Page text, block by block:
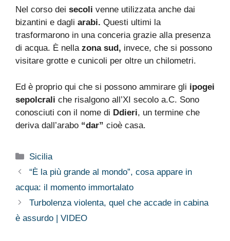
Nel corso dei secoli venne utilizzata anche dai
bizantini e dagli arabi. Questi ultimi la
trasformarono in una conceria grazie alla presenza
di acqua. È nella zona sud, invece, che si possono
visitare grotte e cunicoli per oltre un chilometri.
Ed è proprio qui che si possono ammirare gli ipogei
sepolcrali che risalgono all’XI secolo a.C. Sono
conosciuti con il nome di Ddieri, un termine che
deriva dall’arabo “dar” cioè casa.
Categorie
Sicilia
“È la più grande al mondo”, cosa appare in
acqua: il momento immortalato
Turbolenza violenta, quel che accade in cabina
è assurdo | VIDEO